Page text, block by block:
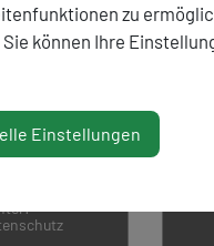
Daten (IP-
Website
der Anbieter
analysieren
zu
können Ihre
Einstellungen